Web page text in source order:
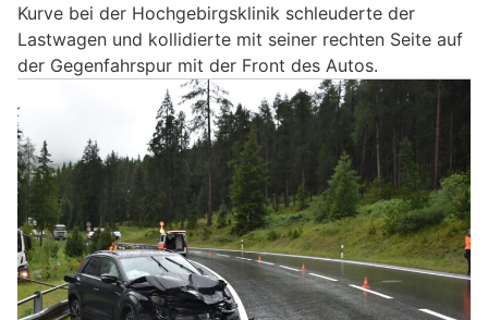
Kurve bei der Hochgebirgsklinik schleuderte der
Lastwagen und kollidierte mit seiner rechten Seite auf
der Gegenfahrspur mit der Front des Autos.